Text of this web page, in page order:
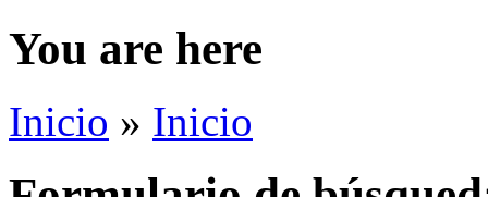
You are here
Inicio » Inicio